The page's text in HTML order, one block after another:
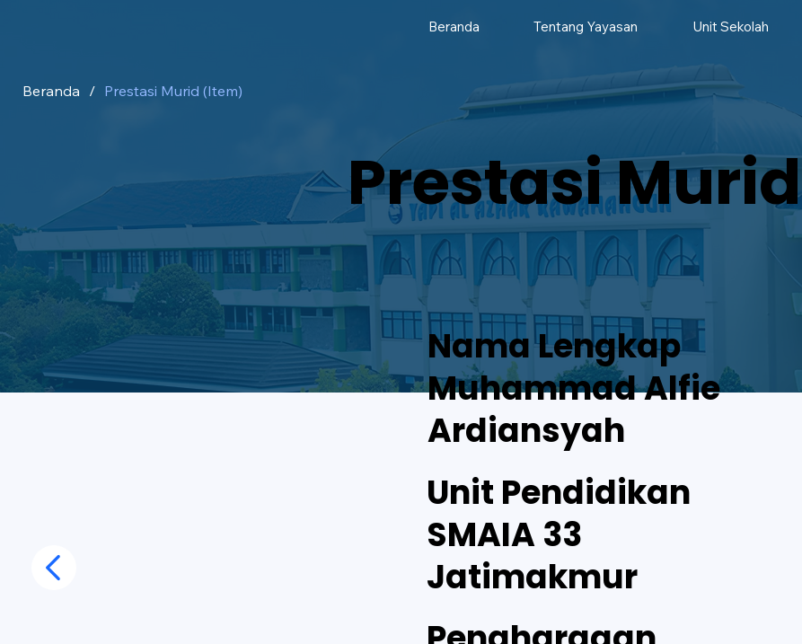
Beranda / Prestasi Murid (Item)
Prestasi Murid
Beranda Tentang Yayasan Unit Sekolah
Nama Lengkap
Muhammad Alfie
Ardiansyah
Unit Pendidikan
SMAIA 33
Jatimakmur